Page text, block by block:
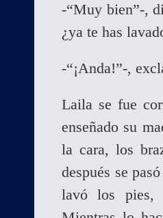
-“Muy bien”-,
¿ya te has
-“¡Anda!”-,
Laila se fue
enseñado su
la cara, los
después se
lavó los pies,